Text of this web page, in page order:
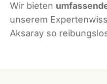
Wir bieten
unserem
Aksaray so